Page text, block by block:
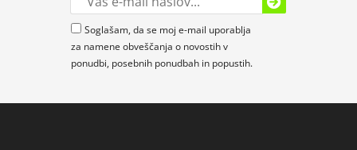
Soglašam, da se moj e-mail uporablja
za namene obveščanja o novostih v
ponudbi, posebnih ponudbah in popustih.